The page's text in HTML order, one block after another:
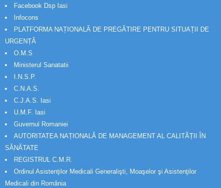
Facebook Dsp Iasi
Infocons
PLATFORMA NAȚIONALĂ DE PREGĂTIRE PENTRU SITUAȚII DE
URGENȚĂ
O.M.S
Ministerul Sanatatii
I.N.S.P.
C.N.A.S.
C.J.A.S. Iasi
U.M.F. Iasi
Guvernul Romaniei
AUTORITATEA NAȚIONALĂ DE MANAGEMENT AL CALITĂȚII ÎN
SĂNĂTATE
REGISTRUL C.M.R.
Ordinul Asistenţilor Medicali Generalişti, Moaşelor şi Asistenţilor
Medicali din România